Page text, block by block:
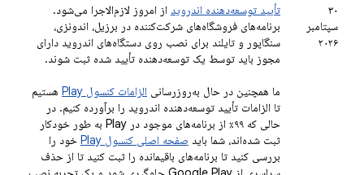
۳۰
سپتامبر
۲۰۲۶
تأیید توسعه‌دهنده اندروید از امروز لازم‌الاجرا می‌شود.
برنامه‌های فروشگاه‌های شرکت‌کننده در برزیل، اندونزی،
سنگاپور و تایلند برای نصب روی دستگاه‌های اندروید دارای
مجوز باید توسط یک توسعه‌دهنده تأیید شده ثبت شوند.
ما همچنین در حال به‌روزرسانی الزامات کنسول Play
هستیم
تا الزامات تأیید توسعه‌دهنده اندروید را برآورده کنیم. در
حالی که ۹۹٪ از برنامه‌های موجود در Play به طور خودکار
ثبت شده‌اند، شما باید صفحه اصلی کنسول Play
خود را
بررسی کنید تا برنامه‌های باقیمانده را ثبت کنید تا از حذف